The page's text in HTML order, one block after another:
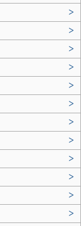
>
>
>
>
>
>
>
>
>
>
>
>